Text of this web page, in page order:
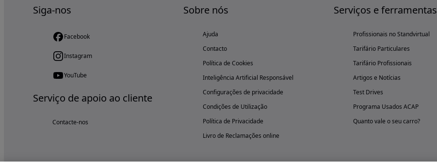
Siga-nos
Facebook
Instagram
YouTube
Serviço de apoio ao cliente
Contacte-nos
Sobre nós
Ajuda
Contacto
Política de Cookies
Inteligência Artificial Responsável
Configurações de privacidade
Condições de Utilização
Política de Privacidade
Livro de Reclamações online
Serviços e ferramentas
Profissionais no Standvirtual
Tarifário Particulares
Tarifário Profissionais
Artigos e Notícias
Test Drives
Programa Usados ACAP
Quanto vale o seu carro?